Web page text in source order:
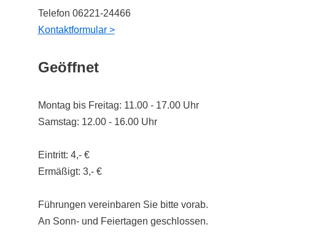
Telefon 06221-24466
Kontaktformular >
Geöffnet
Montag bis Freitag: 11.00 - 17.00 Uhr
Samstag: 12.00 - 16.00 Uhr
Eintritt: 4,- €
Ermäßigt: 3,- €
Führungen vereinbaren Sie bitte vorab.
An Sonn- und Feiertagen geschlossen.